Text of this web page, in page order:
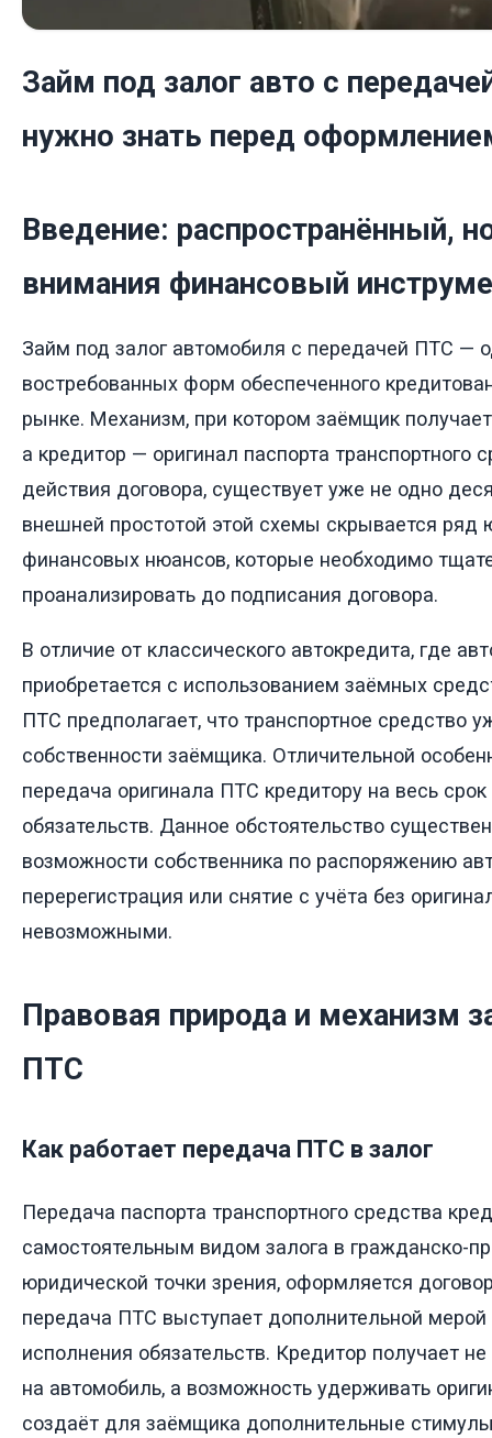
Займ под залог авто с
нужно знать перед
Введение: распространённый,
внимания финансовый
Займ под залог автомобиля с передачей ПТС —
востребованных форм обеспеченного
рынке. Механизм, при котором заёмщик
а кредитор — оригинал паспорта транспортного
действия договора, существует уже не одно
внешней простотой этой схемы скрывается ряд
финансовых нюансов, которые необходимо
проанализировать до подписания договора.
В отличие от классического автокредита, где
приобретается с использованием заёмных
ПТС предполагает, что транспортное средство
собственности заёмщика. Отличительной
передача оригинала ПТС кредитору на весь
обязательств. Данное обстоятельство
возможности собственника по распоряжению
перерегистрация или снятие с учёта без
невозможными.
Правовая природа и механизм
ПТС
Как работает передача ПТС в залог
Передача паспорта транспортного средства
самостоятельным видом залога в гражданско-
юридической точки зрения, оформляется
передача ПТС выступает дополнительной мерой
исполнения обязательств. Кредитор получает
на автомобиль, а возможность удерживать
создаёт для заёмщика дополнительные